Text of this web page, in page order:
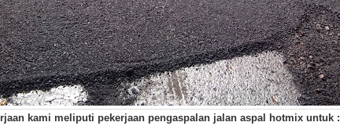
kami meliputi pekerjaan pengaspalan jalan aspal hotmix untuk :